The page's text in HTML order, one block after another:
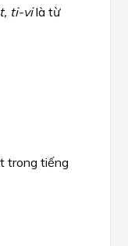
ti-vilà từ
trong tiếng